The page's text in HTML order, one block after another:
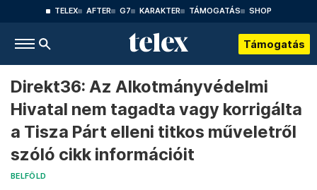
TELEX AFTER G7 KARAKTER TÁMOGATÁS SHOP
Támogatás
Direkt36: Az Alkotmányvédelmi
Hivatal nem tagadta vagy korrigálta
a Tisza Párt elleni titkos műveletről
szóló cikk információit
BELFÖLD